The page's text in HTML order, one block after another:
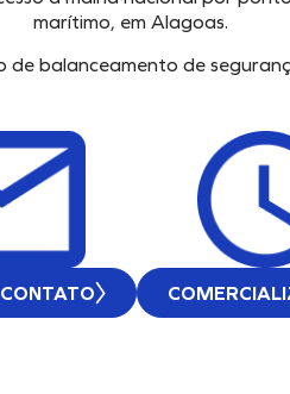
marítimo, em Alagoas.
balanceamento de